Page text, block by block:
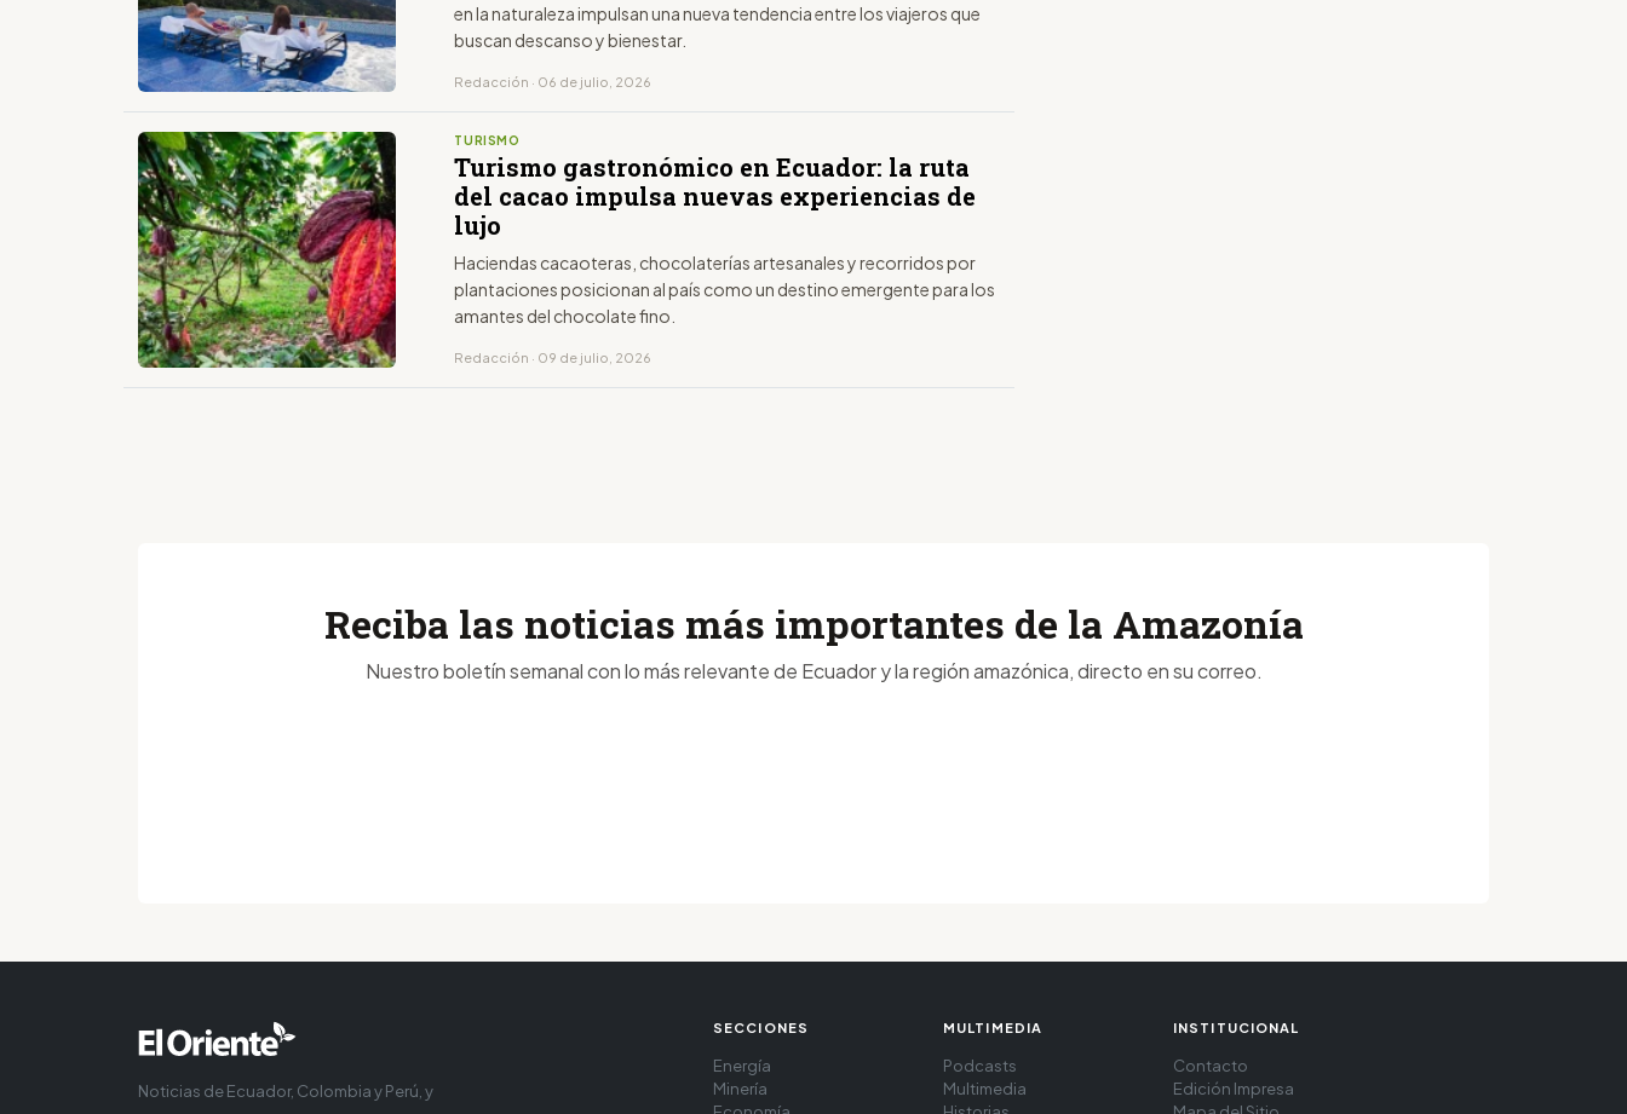
en la naturaleza impulsan una nueva tendencia entre los viajeros que
buscan descanso y bienestar.
Redacción · 06 de julio, 2026
TURISMO
Turismo gastronómico en Ecuador: la ruta
del cacao impulsa nuevas experiencias de
lujo
Haciendas cacaoteras, chocolaterías artesanales y recorridos por
plantaciones posicionan al país como un destino emergente para los
amantes del chocolate fino.
Redacción · 09 de julio, 2026
Reciba las noticias más importantes de la Amazonía
Nuestro boletín semanal con lo más relevante de Ecuador y la región amazónica, directo en su correo.
Noticias de Ecuador, Colombia y Perú, y
SECCIONES
Energía
Minería
MULTIMEDIA
Podcasts
Multimedia
INSTITUCIONAL
Contacto
Edición Impresa